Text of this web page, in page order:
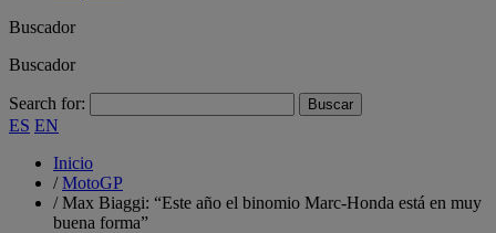
Buscador
Buscador
Search for:
ES EN
Inicio
/MotoGP
/Max Biaggi: “Este año el binomio Marc-Honda está en muy
buena forma”